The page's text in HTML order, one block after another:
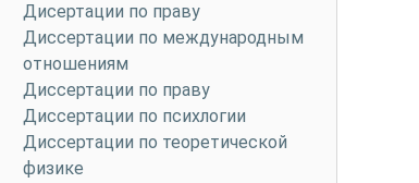
Дисертации по праву
Диссертации по международным
отношениям
Диссертации по праву
Диссертации по психлогии
Диссертации по теоретической
физике